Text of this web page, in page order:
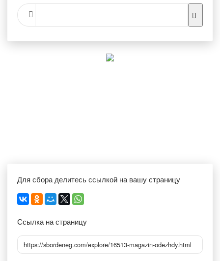
Для сбора делитесь ссылкой на вашу страницу
Ссылка на страницу
https://sbordeneg.com/explore/16513-magazin-odezhdy.html